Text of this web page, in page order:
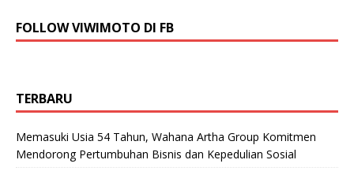
FOLLOW VIWIMOTO DI FB
TERBARU
Memasuki Usia 54 Tahun, Wahana Artha Group Komitmen
Mendorong Pertumbuhan Bisnis dan Kepedulian Sosial